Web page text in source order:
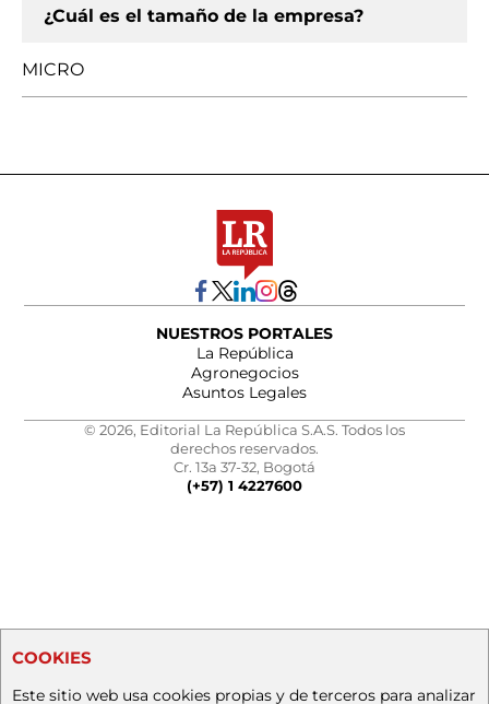
¿Cuál es el tamaño de la empresa?
MICRO
NUESTROS PORTALES
La República
Agronegocios
Asuntos Legales
© 2026, Editorial La República S.A.S. Todos los
derechos reservados.
Cr. 13a 37-32, Bogotá
(+57) 1 4227600
COOKIES
Este sitio web usa cookies propias y de terceros para analizar